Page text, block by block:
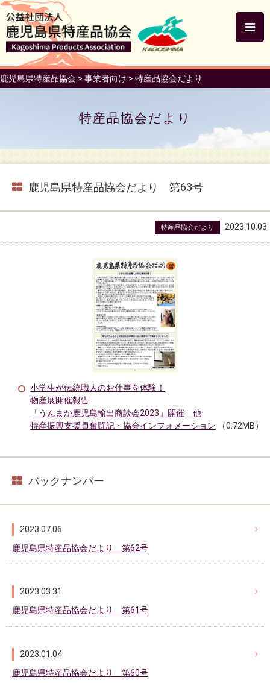
鹿児島県特産品協会 > 事業者向け > 特産品協会だより
特産品協会だより
鹿児島県特産品協会だより 第63号
特産品協会だより 2023.10.03
小学生が伝統職人のお仕事を体験！
物産展開催報告
「うんまか鹿児島輸出商談会2023」開催 他
特産振興支援員奮闘記・協会インフォメーション （0.72MB）
バックナンバー
2023.07.06
鹿児島県特産品協会だより 第62号
2023.03.31
鹿児島県特産品協会だより 第61号
2023.01.04
鹿児島県特産品協会だより 第60号